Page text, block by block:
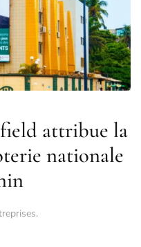
attribue la
nationale
.